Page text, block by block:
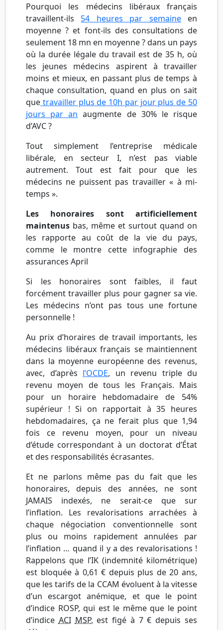
Pourquoi les médecins libéraux français
travaillent-ils 54 heures par semaineen
moyenne ? et font-ils des consultations de
seulement 18 mn en moyenne ? dans un pays
où la durée légale du travail est de 35 h, où
les jeunes médecins aspirent à travailler
moins et mieux, en passant plus de temps à
chaque consultation, quand en plus on sait
que travailler plus de 10h par jour plus de 50
jours par an augmente de 30% le risque
d’AVC ?
Tout simplement l’entreprise médicale
libérale, en secteur I, n’est pas viable
autrement. Tout est fait pour que les
médecins ne puissent pas travailler « à mi-
temps ».
Les honoraires sont artificiellement
maintenus bas, même et surtout quand on
les rapporte au coût de la vie du pays,
comme le montre cette infographie des
assurances April
Si les honoraires sont faibles, il faut
forcément travailler plus pour gagner sa vie.
Les médecins n’ont pas tous une fortune
personnelle !
Au prix d’horaires de travail importants, les
médecins libéraux français se maintiennent
dans la moyenne européenne des revenus,
avec, d’après l’OCDE, un revenu triple du
revenu moyen de tous les Français. Mais
pour un horaire hebdomadaire de 54%
supérieur ! Si on rapportait à 35 heures
hebdomadaires, ça ne ferait plus que 1,94
fois ce revenu moyen, pour un niveau
d’étude correspondant à un doctorat d’État
et des responsabilités écrasantes.
Et ne parlons même pas du fait que les
honoraires, depuis des années, ne sont
JAMAIS indexés, ne serait-ce que sur
l’inflation. Les revalorisations arrachées à
chaque négociation conventionnelle sont
plus ou moins rapidement annulées par
l’inflation … quand il y a des revalorisations !
Rappelons que l’IK (indemnité kilométrique)
est bloquée à 0,61 € depuis plus de 20 ans,
que les tarifs de la CCAM évoluent à la vitesse
d’un escargot anémique, et que le point
d’indice ROSP, qui est le même que le point
d’indice ACI MSP, est figé à 7 € depuis ses